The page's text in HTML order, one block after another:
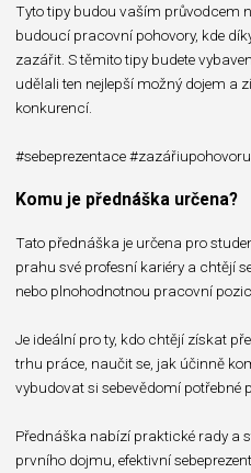
Tyto tipy budou vaším průvodcem
budoucí pracovní pohovory, kde
zazářit. S těmito tipy budete
udělali ten nejlepší možný dojem a
konkurencí.⁣
#sebeprezentace
Komu je přednáška určena?
Tato přednáška je určena pro
prahu své profesní kariéry a chtějí
nebo plnohodnotnou pracovní
Je ideální pro ty, kdo chtějí získat
trhu práce, naučit se, jak účinně
vybudovat si sebevědomí potřebné
Přednáška nabízí praktické rady a
prvního dojmu, efektivní